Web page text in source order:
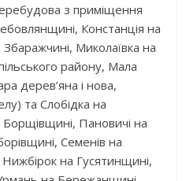
з приміщення
Констанція на
Миколаївка на
району, Мала
дерев’яна і нова,
та Слобідка на
Борщівщині, Пановичі на
Семенів на
на Гусятинщині,